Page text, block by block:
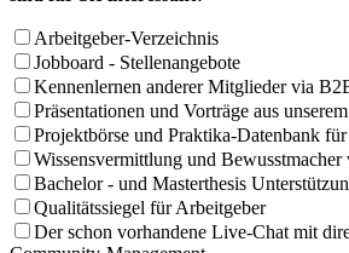
Arbeitgeber-Verzeichnis
Jobboard - Stellenangebote
Kennenlernen anderer Mitglieder via
Präsentationen und Vorträge aus
Projektbörse und Praktika-Datenbank
Wissensvermittlung und Bewusstmacher
Bachelor - und Masterthesis
Qualitätssiegel für Arbeitgeber
Der schon vorhandene Live-Chat mit